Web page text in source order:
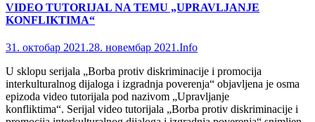
VIDEO TUTORIJAL NA TEMU „UPRAVLJANJE
KONFLIKTIMA“
31. октобар 2021.28. новембар 2021.Info
U sklopu serijala „Borba protiv diskriminacije i promocija
interkulturalnog dijaloga i izgradnja poverenja“ objavljena je osma
epizoda video tutorijala pod nazivom „Upravljanje
konfliktima“. Serijal video tutorijala „Borba protiv diskriminacije i